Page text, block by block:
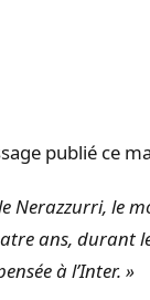
publié ce
Nerazzurri, le
ans, durant
à l’Inter. »